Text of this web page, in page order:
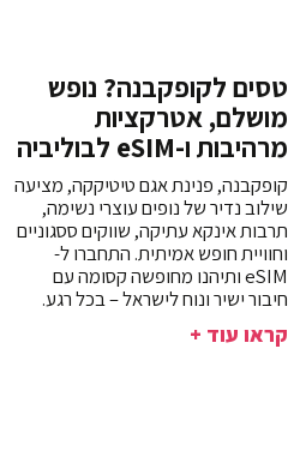
טסים לקופקבנה? נופש
מושלם, אטרקציות
מרהיבות ו-eSIM לבוליביה
קופקבנה, פנינת אגם טיטיקקה, מציעה
שילוב נדיר של נופים עוצרי נשימה,
תרבות אינקא עתיקה, שווקים ססגוניים
וחוויית חופש אמיתית. התחברו ל-
eSIM ותיהנו מחופשה קסומה עם
חיבור ישיר ונוח לישראל – בכל רגע.
קראו עוד +